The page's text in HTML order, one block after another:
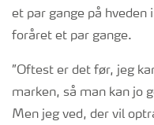
et par gange på
foråret et par gange.
”Oftest er det før, jeg
marken, så man kan jo
Men jeg ved, der vil